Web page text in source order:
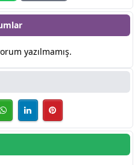
yazılmamış.